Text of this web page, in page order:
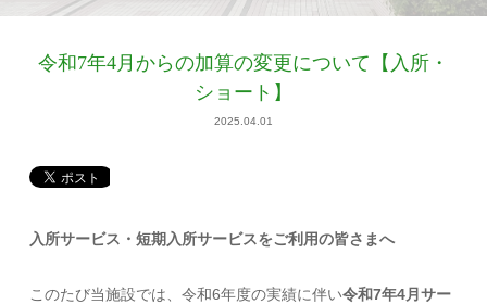
令和7年4月からの加算の変更について【入所・
ショート】
2025.04.01
入所サービス・短期入所サービスをご利用の皆さまへ
このたび当施設では、令和6年度の実績に伴い令和7年4月サー